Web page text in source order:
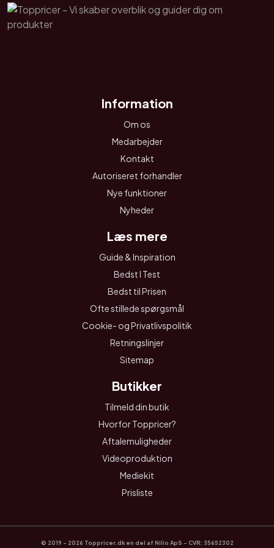
Information
Om os
Medarbejder
Kontakt
Autoriseret forhandler
Nye funktioner
Nyheder
Læs mere
Guide & Inspiration
Bedst I Test
Bedst til Prisen
Ofte stillede spørgsmål
Cookie- og Privatlivspolitik
Retningslinjer
Sitemap
Butikker
Tilmeld din butik
Hvorfor Toppricer?
Aftalemuligheder
Videoproduktion
Mediekit
Prisliste
© 2019 - 2026 Toppricer.dk en del af Nilio ApS - CVR: 35652302